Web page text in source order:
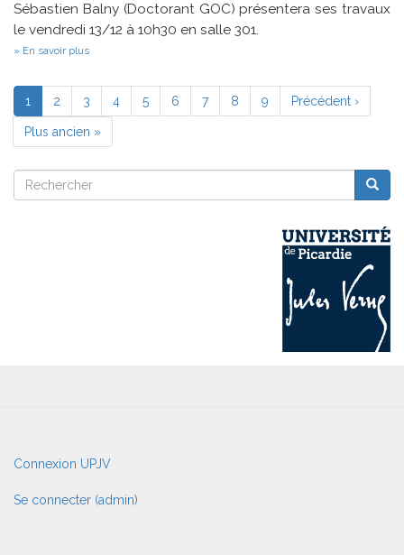
musicale
en
des
musiques
pulsées
dans
culturels
donnés
Sébastien Balny (Doctorant GOC) présentera ses travaux
le vendredi 13/12 à 10h30 en salle 301.
En savoir plus
Pagination
Page
courante
1 Page
2 Page
3 Page
4 Page
5 Page
6 Page
7 Page
8 Page
9
Page
suivante
Précédent ›
Dernière
page
Plus ancien »
Rechercher
Rechercher
User
account
menu
Connexion UPJV
Se connecter (admin)